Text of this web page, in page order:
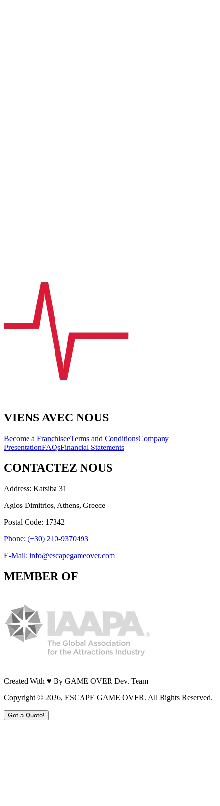
VIENS AVEC NOUS
Become a FranchiseeTerms and ConditionsCompany
PresentationFAQsFinancial Statements
CONTACTEZ NOUS
Address: Katsiba 31
Agios Dimitrios, Athens, Greece
Postal Code: 17342
Phone: (+30) 210-9370493
E-Mail: info@escapegameover.com
MEMBER OF
Created With ♥ By GAME OVER Dev. Team
Copyright © 2026, ESCAPE GAME OVER. All Rights Reserved.
Get a Quote!